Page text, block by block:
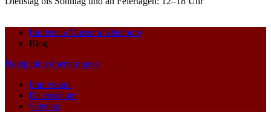
Lindenau-Museum Altenburg
Blog
Navigation überspringen
Impressum
Datenschutz
Sitemap